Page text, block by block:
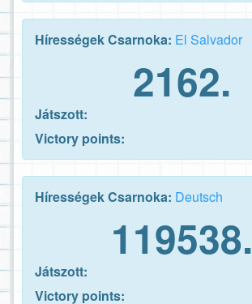
Hírességek Csarnoka: El Salvador
2162.
Játszott:
Victory points:
Hírességek Csarnoka: Deutsch
119538.
Játszott:
Victory points: